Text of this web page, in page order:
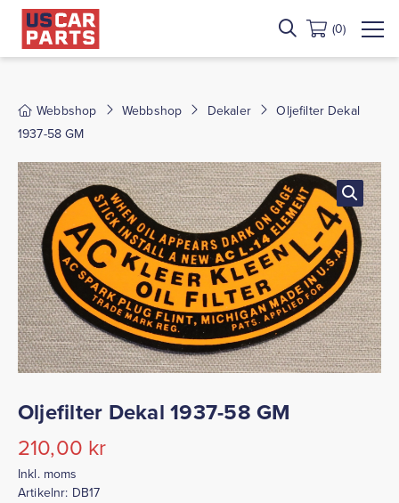
(0)
Webbshop Webbshop Dekaler
Oljefilter Dekal
1937-58 GM
Oljefilter Dekal 1937-58 GM
210,00 kr
Inkl. moms
Artikelnr: DB17